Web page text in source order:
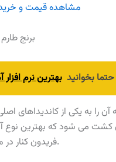
مشاهده قیمت و
برنج
حتما بخوانید بهترین نرم
به یکی از کاندیداهای
کشت می شود که بهترین
فریدون کنار در مازندران می باشد.